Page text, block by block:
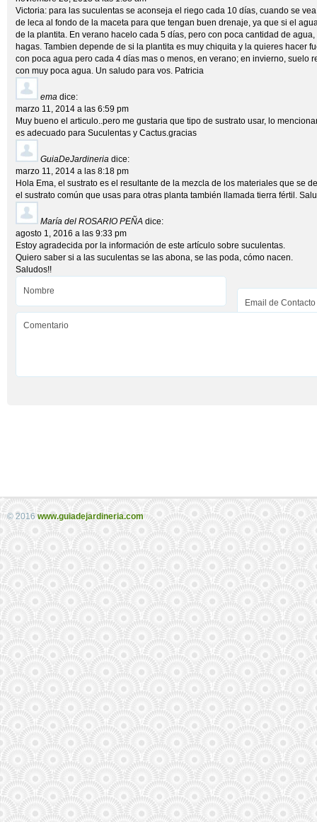
Victoria: para las suculentas se aconseja el riego cada 10 días, cuando se
de leca al fondo de la maceta para que tengan buen drenaje, ya que si el
de la plantita. En verano hacelo cada 5 días, pero con poca cantidad de
hagas. Tambien depende de si la plantita es muy chiquita y la quieres hacer
con poca agua pero cada 4 días mas o menos, en verano; en invierno, suelo
con muy poca agua. Un saludo para vos. Patricia
ema dice:
marzo 11, 2014 a las 6:59 pm
Muy bueno el articulo..pero me gustaria que tipo de sustrato usar, lo
es adecuado para Suculentas y Cactus.gracias
GuiaDeJardineria dice:
marzo 11, 2014 a las 8:18 pm
Hola Ema, el sustrato es el resultante de la mezcla de los materiales que se
el sustrato común que usas para otras planta también llamada tierra fértil.
María del ROSARIO PEÑA dice:
agosto 1, 2016 a las 9:33 pm
Estoy agradecida por la información de este artículo sobre suculentas.
Quiero saber si a las suculentas se las abona, se las poda, cómo nacen.
Saludos!!
© 2016 www.guiadejardineria.com